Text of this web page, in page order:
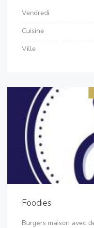
Vendredi
Cuisine
Ville
Foodies
Burgers maison avec